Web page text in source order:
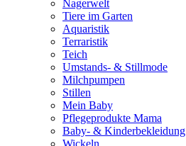
Nagerwelt
Tiere im Garten
Aquaristik
Terraristik
Teich
Umstands- & Stillmode
Milchpumpen
Stillen
Mein Baby
Pflegeprodukte Mama
Baby- & Kinderbekleidung
Wickeln